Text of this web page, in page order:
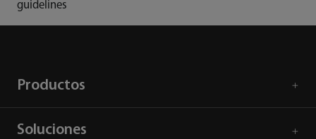
guidelines
Productos
Soluciones